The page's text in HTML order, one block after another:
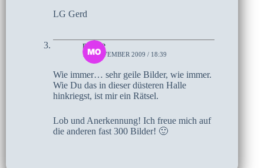
LG Gerd
monte
17. NOVEMBER 2009 / 18:39
Wie immer… sehr geile Bilder, wie immer.
Wie Du das in dieser düsteren Halle
hinkriegst, ist mir ein Rätsel.
Lob und Anerkennung! Ich freue mich auf
die anderen fast 300 Bilder! 🙂